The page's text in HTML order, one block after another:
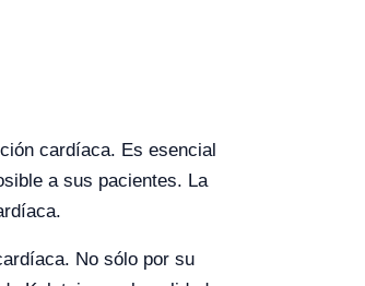
cardíaca. Es esencial
a sus pacientes. La
No sólo por su